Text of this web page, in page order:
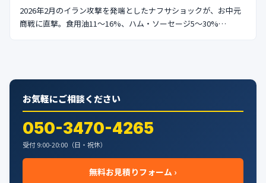
🇺🇸🇰🇷🇹🇼🇻🇳
2026年2月のイラン攻撃を発端としたナフサショックが、お中元
商戦に直撃。食用油11〜16%、ハム・ソーセージ5〜30%…
お気軽にご相談ください
050-3470-4265
受付 9:00-20:00（日・祝休）
無料お見積りフォーム ›